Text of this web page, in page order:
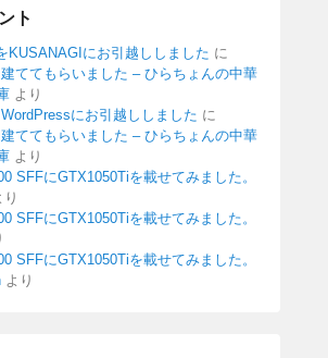
ト
KUSANAGIにお引越ししました に
ててもらいました – ひらちょんの中華
より
にお引越ししました に
ててもらいました – ひらちょんの中華
より
SFFにGTX1050Tiを載せてみました。
り
SFFにGTX1050Tiを載せてみました。
SFFにGTX1050Tiを載せてみました。
より